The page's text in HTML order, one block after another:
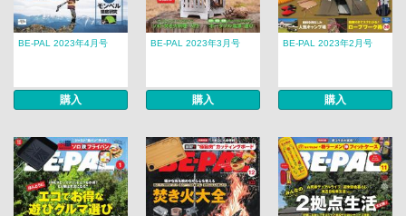
BE-PAL 2023年4月号
購入
BE-PAL 2023年3月号
購入
BE-PAL 2023年2月号
購入